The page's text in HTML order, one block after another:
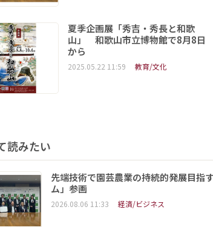
夏季企画展「秀吉・秀長と和歌
山」 和歌山市立博物館で8月8日
から
2025.05.22 11:59 教育/文化
読みたい
先端技術で園芸農業の持続的発展目
ム」参画
2026.08.06 11:33 経済/ビジネス